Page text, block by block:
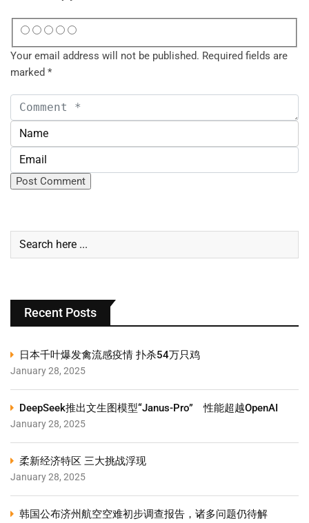
Your email address will not be published. Required fields are
marked *
Recent Posts
日本千叶爆发禽流感疫情 扑杀54万只鸡
January 28, 2025
DeepSeek推出文生图模型“Janus-Pro” 性能超越OpenAI
January 28, 2025
柔新经济特区 三大挑战浮现
January 28, 2025
韩国公布济州航空空难初步调查报告，诸多问题仍待解